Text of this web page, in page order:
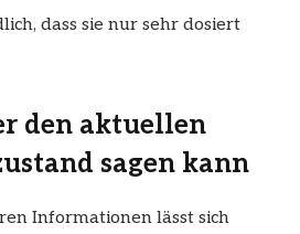
dass sie nur sehr dosiert
den aktuellen
sagen kann
Informationen lässt sich